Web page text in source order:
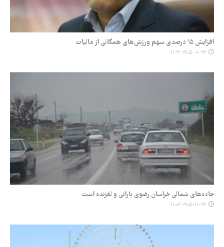
افزایش ۱۵ درصدی سهم ورزش‌های همگانی از مالیات
۱۴۰۵-۰۱-۲۷ ۱۱:۲۱
جاده‌های شمالی خراسان رضوی بارانی و لغزنده است
۱۴۰۵-۰۱-۲۷ ۱۰:۰۶